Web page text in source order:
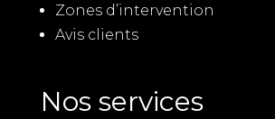
Zones d’intervention
Avis clients
Nos services